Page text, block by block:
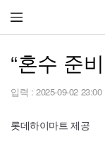
“혼수 준
입력 : 2025-09-02 23:00
롯데하이마트 제공